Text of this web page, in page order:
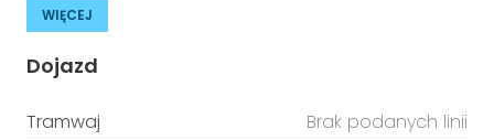
WIĘCEJ
Dojazd
Tramwaj
Brak podanych linii